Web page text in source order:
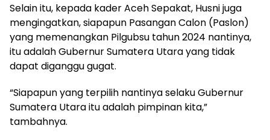
Selain itu, kepada kader Aceh Sepakat, Husni juga
mengingatkan, siapapun Pasangan Calon (Paslon)
yang memenangkan Pilgubsu tahun 2024 nantinya,
itu adalah Gubernur Sumatera Utara yang tidak
dapat diganggu gugat.
“Siapapun yang terpilih nantinya selaku Gubernur
Sumatera Utara itu adalah pimpinan kita,”
tambahnya.